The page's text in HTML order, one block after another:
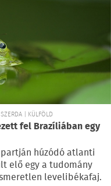
| KÜLFÖLD
fel Brazíliában egy
húzódó atlanti
elő egy a tudomány
levelibékafaj.